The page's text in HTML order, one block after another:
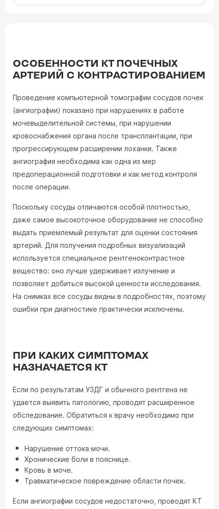
ОСОБЕННОСТИ КТ ПОЧЕЧНЫХ
АРТЕРИЙ С КОНТРАСТИРОВАНИЕМ
Проведение компьютерной томографии сосудов почек
(ангиографии) показано при нарушениях в работе
мочевыделительной системы, при нарушении
кровоснабжения органа после трансплантации, при
прогрессирующем расширении лоханки. Также
ангиография необходима как одна из мер
предоперационной подготовки и как метод контроля
после операции.
Поскольку сосуды отличаются особой плотностью,
даже самое высокоточное оборудование не способно
выдать приемлемый результат для оценки состояния
артерий. Для получения подробных визуализаций
используется специальное рентгеноконтрастное
вещество: оно лучше удерживает излучение и
позволяет добиться высокой ценности исследования.
На снимках все сосуды видны в подробностях, поэтому
ошибки при диагностике практически исключены.
ПРИ КАКИХ СИМПТОМАХ
НАЗНАЧАЕТСЯ КТ
Если по результатам УЗДГ и обычного рентгена не
удается выявить патологию, проводят расширенное
обследование. Обратиться к врачу необходимо при
следующих симптомах:
Нарушение оттока мочи.
Хронические боли в пояснице.
Кровь в моче.
Травматическое повреждение области почек.
Если ангиографии сосудов недостаточно, проводят КТ